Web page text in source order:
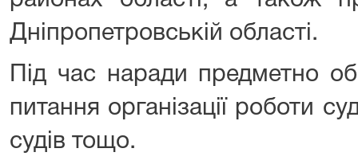
Дніпропетровській області.
Під час наради предметно
питання організації роботи
судів тощо.